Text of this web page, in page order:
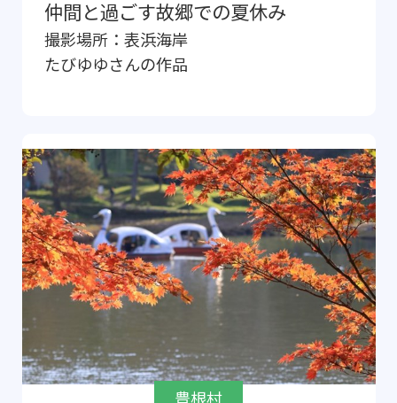
仲間と過ごす故郷での夏休み
撮影場所： 表浜海岸
たびゆゆさんの作品
豊根村